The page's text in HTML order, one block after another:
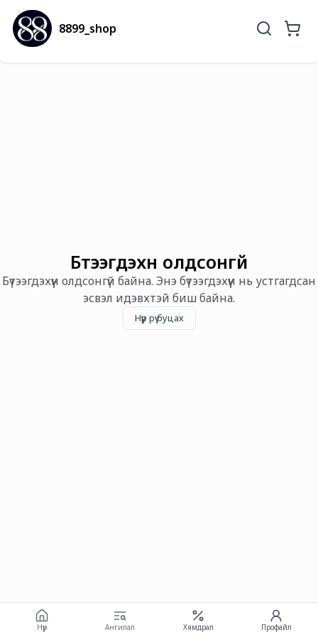
8899_shop
Бүтээгдэхүүн олдсонгүй
Бүтээгдэхүүн олдсонгүй байна. Энэ бүтээгдэхүүн нь устгагдсан
эсвэл идэвхтэй биш байна.
Нүүр рүү буцах
Нүүр Ангилал Хямдрал Профайл